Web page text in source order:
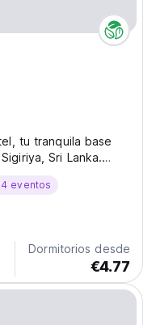
tu tranquila base
Sri Lanka.
más que un
para conectar,
eventos
Dormitorios desde
€4.77